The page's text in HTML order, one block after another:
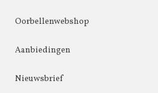
Oorbellenwebshop
Aanbiedingen
Nieuwsbrief